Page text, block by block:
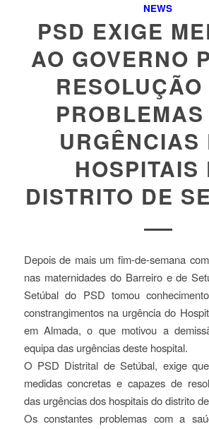
NEWS
PSD EXIGE
AO GOVERNO
RESOLUÇÃO
URGÊNCIAS
HOSPITAIS
DISTRITO DE
Depois de mais um fim-de-semana
nas maternidades do Barreiro e de
Setúbal do PSD tomou
constrangimentos na urgência do
em Almada, o que motivou a
equipa das urgências deste hospital.
O PSD Distrital de Setúbal, exige
medidas concretas e capazes de
das urgências dos hospitais do distrito
Os constantes problemas com a